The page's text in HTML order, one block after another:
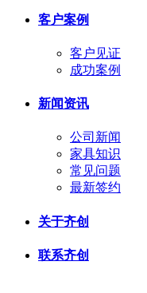
客户案例
客户见证
成功案例
新闻资讯
公司新闻
家具知识
常见问题
最新签约
关于齐创
联系齐创